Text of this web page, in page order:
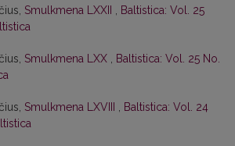
Smulkmena LXXII
Baltistica: Vol. 25
Smulkmena LXX
Baltistica: Vol. 25 No.
Smulkmena LXVIII
Baltistica: Vol. 24